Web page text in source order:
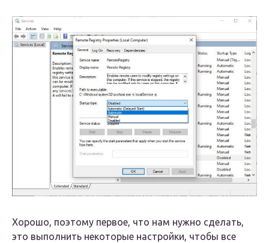
Хорошо, поэтому первое, что нам нужно сделать,
это выполнить некоторые настройки, чтобы все